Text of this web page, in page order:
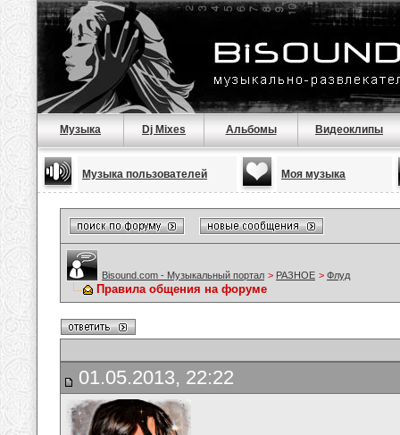
Музыка Dj Mixes Альбомы Видеоклипы
Музыка пользователей Моя музыка
Bisound.com - Музыкальный портал > РАЗНОЕ > Флуд
Правила общения на форуме
01.05.2013, 22:22